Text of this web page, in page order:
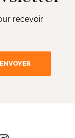
recevoir
ENVOYER